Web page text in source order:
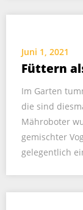
Juni 1, 2021
Füttern
Im Garten
die sind
Mähroboter
gemischter
gelegentlich